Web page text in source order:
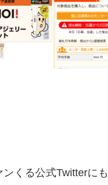
ンくる公式Twitterに